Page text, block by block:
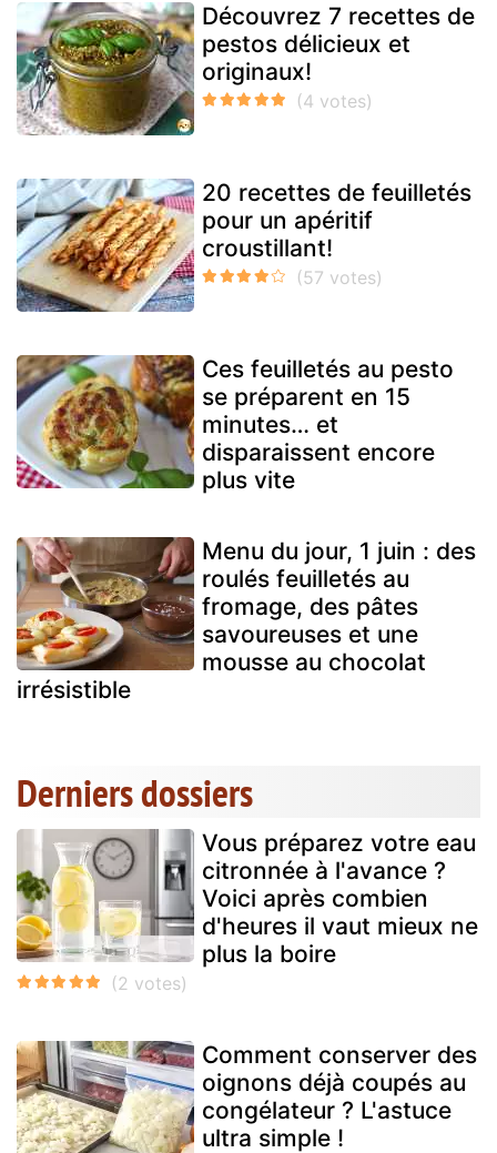
Découvrez 7 recettes de
pestos délicieux et
originaux!
20 recettes de feuilletés
pour un apéritif
croustillant!
Ces feuilletés au pesto
se préparent en 15
minutes… et
disparaissent encore
plus vite
Menu du jour, 1 juin : des
roulés feuilletés au
fromage, des pâtes
savoureuses et une
mousse au chocolat
irrésistible
Derniers dossiers
Vous préparez votre eau
citronnée à l'avance ?
Voici après combien
d'heures il vaut mieux ne
plus la boire
Comment conserver des
oignons déjà coupés au
congélateur ? L'astuce
ultra simple !